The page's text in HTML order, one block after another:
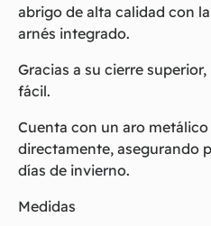
abrigo de alta calidad con
arnés integrado.
Gracias a su cierre
fácil.
Cuenta con un aro
directamente, asegurando
días de invierno.
Medidas